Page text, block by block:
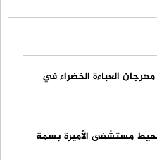
العباءة الخضراء في
مستشفى الأميرة بسمة